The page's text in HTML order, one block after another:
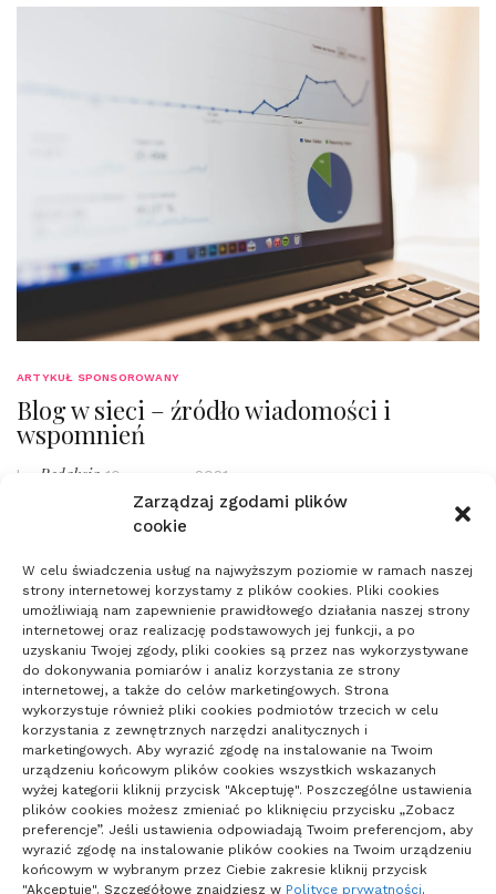
Zarządzaj zgodami plików
cookie
W celu świadczenia usług na najwyższym poziomie w ramach naszej
strony internetowej korzystamy z plików cookies. Pliki cookies
umożliwiają nam zapewnienie prawidłowego działania naszej strony
internetowej oraz realizację podstawowych jej funkcji, a po
uzyskaniu Twojej zgody, pliki cookies są przez nas wykorzystywane
do dokonywania pomiarów i analiz korzystania ze strony
internetowej, a także do celów marketingowych. Strona
wykorzystuje również pliki cookies podmiotów trzecich w celu
korzystania z zewnętrznych narzędzi analitycznych i
marketingowych. Aby wyrazić zgodę na instalowanie na Twoim
urządzeniu końcowym plików cookies wszystkich wskazanych
wyżej kategorii kliknij przycisk "Akceptuję". Poszczególne ustawienia
plików cookies możesz zmieniać po kliknięciu przycisku „Zobacz
preferencje”. Jeśli ustawienia odpowiadają Twoim preferencjom, aby
wyrazić zgodę na instalowanie plików cookies na Twoim urządzeniu
końcowym w wybranym przez Ciebie zakresie kliknij przycisk
"Akceptuję". Szczegółowe znajdziesz w Polityce prywatności.
ARTYKUŁ SPONSOROWANY
Blog w sieci – źródło wiadomości i
wspomnień
by Redakcja 10 czerwca 2021
Pisanie pamiętnika jest zajęciem, które uprawiają ludzie od
wiedza sprzed lat. To właśniePrzeczytaj całość